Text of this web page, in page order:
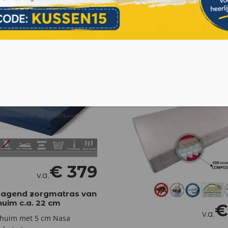
v.a.€ 379
zorgmatras van
c.a. 22 cm
met 5 cm Nasa
v.a.